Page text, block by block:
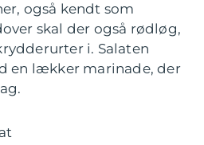
også kendt som
skal der også rødløg,
i. Salaten
en lækker marinade, der